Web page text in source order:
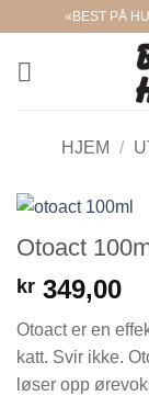
content
«BEST PÅ
HJEM /
Otoact
kr 349,00
Otoact er en
katt. Svir ikke.
løser opp